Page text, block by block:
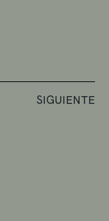
SIGUIENTE